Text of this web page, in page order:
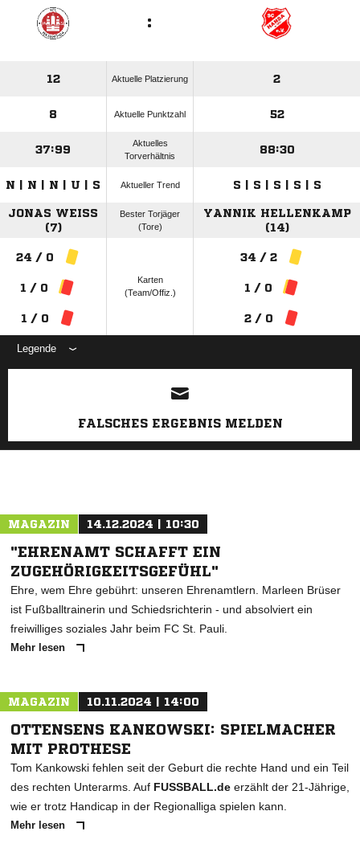
:
12 Aktuelle Platzierung 2
8 Aktuelle Punktzahl 52
37:99
Aktuelles
Torverhältnis
88:30
N | N | N | U | S Aktueller Trend S | S | S | S | S
JONAS WEISS (
7)
Bester Torjäger
(Tore)
YANNIK HELLENKAMP
(14)
24 / 0
1 / 0
1 / 0
Karten
(Team/Offiz.)
34 / 2
1 / 0
2 / 0
Legende
ANZEIGE
FALSCHES ERGEBNIS MELDEN
MAGAZIN 14.12.2024 | 10:30
"EHRENAMT SCHAFFT EIN
ZUGEHÖRIGKEITSGEFÜHL"
Ehre, wem Ehre gebührt: unseren Ehrenamtlern. Marleen Brüser
ist Fußballtrainerin und Schiedsrichterin - und absolviert ein
freiwilliges soziales Jahr beim FC St. Pauli.
Mehr lesen
MAGAZIN 10.11.2024 | 14:00
OTTENSENS KANKOWSKI: SPIELMACHER
MIT PROTHESE
Tom Kankowski fehlen seit der Geburt die rechte Hand und ein Teil
des rechten Unterarms. Auf FUSSBALL.de erzählt der 21-Jährige,
wie er trotz Handicap in der Regionalliga spielen kann.
Mehr lesen